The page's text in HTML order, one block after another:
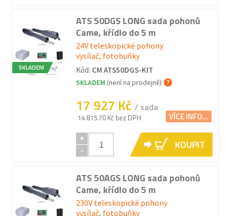
SKLADEM
ATS 50DGS LONG sada pohonů
Came, křídlo do 5 m
24V teleskopické pohony
vysílač, fotobuňky
Kód: CM ATS50DGS-KIT
SKLADEM (není na prodejně)
17 927 Kč / sada
14 815.70 Kč bez DPH VÍCE INFO...
+
-
KOUPIT
ATS 50AGS LONG sada pohonů
Came, křídlo do 5 m
230V teleskopické pohony
vysílač, fotobuňky